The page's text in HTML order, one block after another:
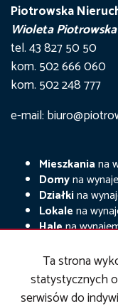
Piotrowska
Wioleta Piotrowska
tel. 43 827 50 50
kom. 502 666 060
kom. 502 248 777
e-mail:
Mieszkaniana
Domyna
Działkina
Lokalena
Halena
Mieszkaniana
Domyna
Działkina
Ta strona
statystycznych
serwisów do